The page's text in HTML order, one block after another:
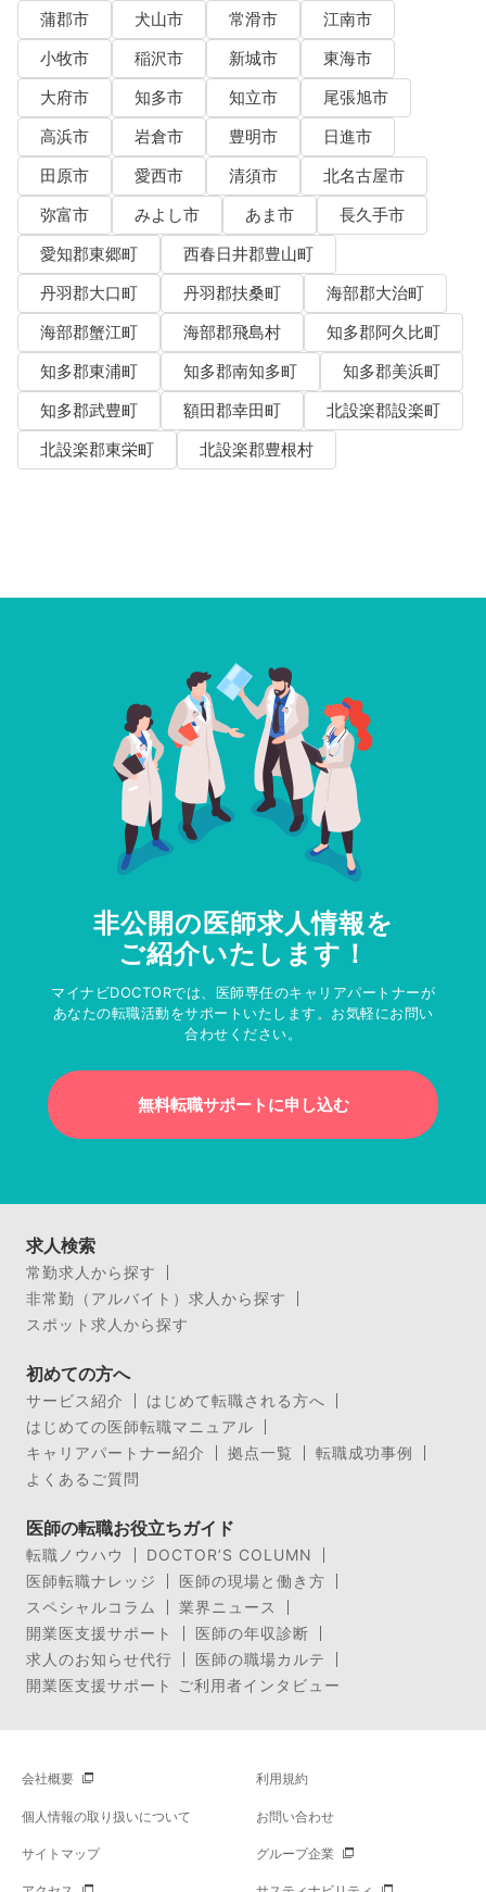
蒲郡市
犬山市 常滑市
江南市
小牧市
稲沢市 新城市
東海市
大府市
知多市 知立市
尾張旭市
高浜市
岩倉市 豊明市
日進市
田原市
愛西市 清須市
北名古屋市
弥富市
みよし市 あま市
長久手市
愛知郡東郷町
西春日井郡豊山町
丹羽郡大口町
丹羽郡扶桑町
海部郡大治町
海部郡蟹江町
海部郡飛島村
知多郡阿久比町
知多郡東浦町
知多郡南知多町
知多郡美浜町
知多郡武豊町
額田郡幸田町
北設楽郡設楽町
北設楽郡東栄町
北設楽郡豊根村
非公開の医師求人情報を
ご紹介いたします！
マイナビDOCTORでは、医師専任のキャリアパートナーが
あなたの転職活動をサポートいたします。お気軽にお問い
合わせください。
無料転職サポートに申し込む
求人検索
常勤求人から探す
非常勤（アルバイト）求人から探す
スポット求人から探す
初めての方へ
サービス紹介
はじめて転職される方へ
はじめての医師転職マニュアル
キャリアパートナー紹介
拠点一覧
転職成功事例
よくあるご質問
医師の転職お役立ちガイド
転職ノウハウ
DOCTOR’S COLUMN
医師転職ナレッジ
医師の現場と働き方
スペシャルコラム
業界ニュース
開業医支援サポート
医師の年収診断
求人のお知らせ代行
医師の職場カルテ
開業医支援サポート ご利用者インタビュー
会社概要 利用規約
個人情報の取り扱いについて お問い合わせ
サイトマップ グループ企業